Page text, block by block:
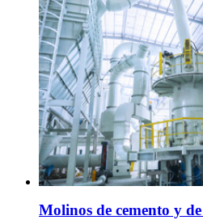
Molinos de cemento y